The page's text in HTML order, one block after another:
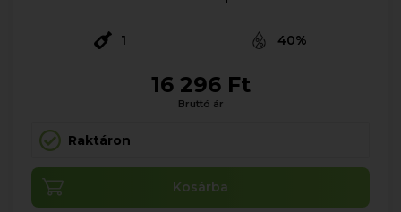
1 40%
16 296 Ft
Bruttó ár
Raktáron
Kosárba